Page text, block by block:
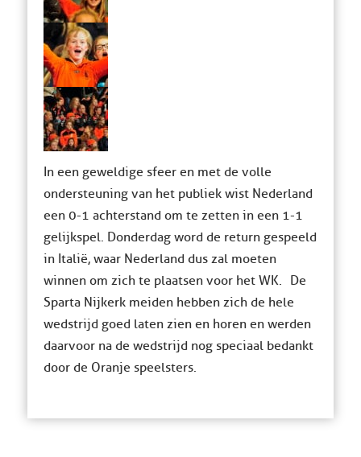
In een geweldige sfeer en met de volle
ondersteuning van het publiek wist Nederland
een 0-1 achterstand om te zetten in een 1-1
gelijkspel. Donderdag word de return gespeeld
in Italië, waar Nederland dus zal moeten
winnen om zich te plaatsen voor het WK. De
Sparta Nijkerk meiden hebben zich de hele
wedstrijd goed laten zien en horen en werden
daarvoor na de wedstrijd nog speciaal bedankt
door de Oranje speelsters.